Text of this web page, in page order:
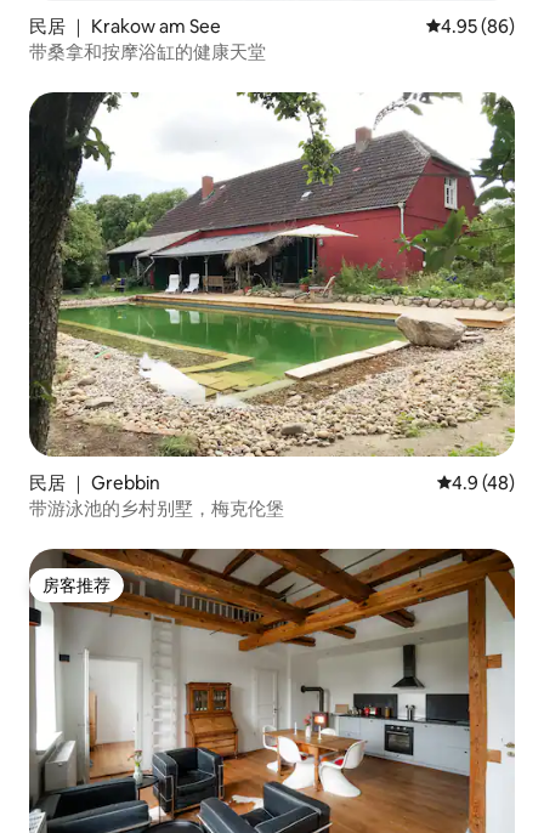
民居 ｜ Krakow am See 平均评分 4.95
4.95 (86)
带桑拿和按摩浴缸的健康天堂
民居 ｜ Grebbin 平均评分
4.9 (48)
带游泳池的乡村别墅，梅克伦堡
房客推荐
房客推荐